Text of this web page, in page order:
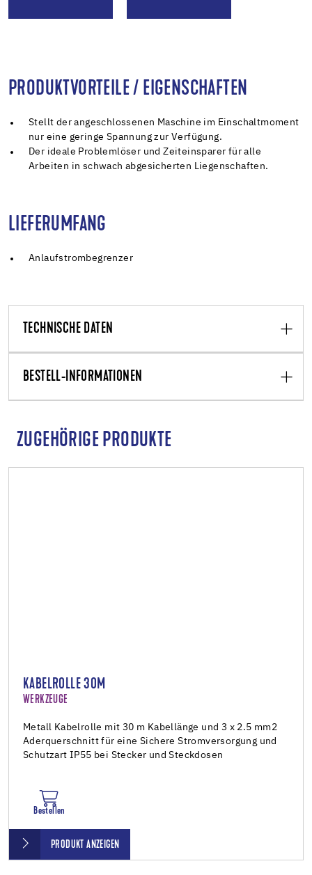
PRODUKTVORTEILE / EIGENSCHAFTEN
Stellt der angeschlossenen Maschine im Einschaltmoment
nur eine geringe Spannung zur Verfügung.
Der ideale Problemlöser und Zeiteinsparer für alle
Arbeiten in schwach abgesicherten Liegenschaften.
LIEFERUMFANG
Anlaufstrombegrenzer
TECHNISCHE DATEN
BESTELL-INFORMATIONEN
ZUGEHÖRIGE PRODUKTE
KABELROLLE 30M
WERKZEUGE
Metall Kabelrolle mit 30 m Kabellänge und 3 x 2.5 mm2
Aderquerschnitt für eine Sichere Stromversorgung und
Schutzart IP55 bei Stecker und Steckdosen
Bestellen
PRODUKT ANZEIGEN